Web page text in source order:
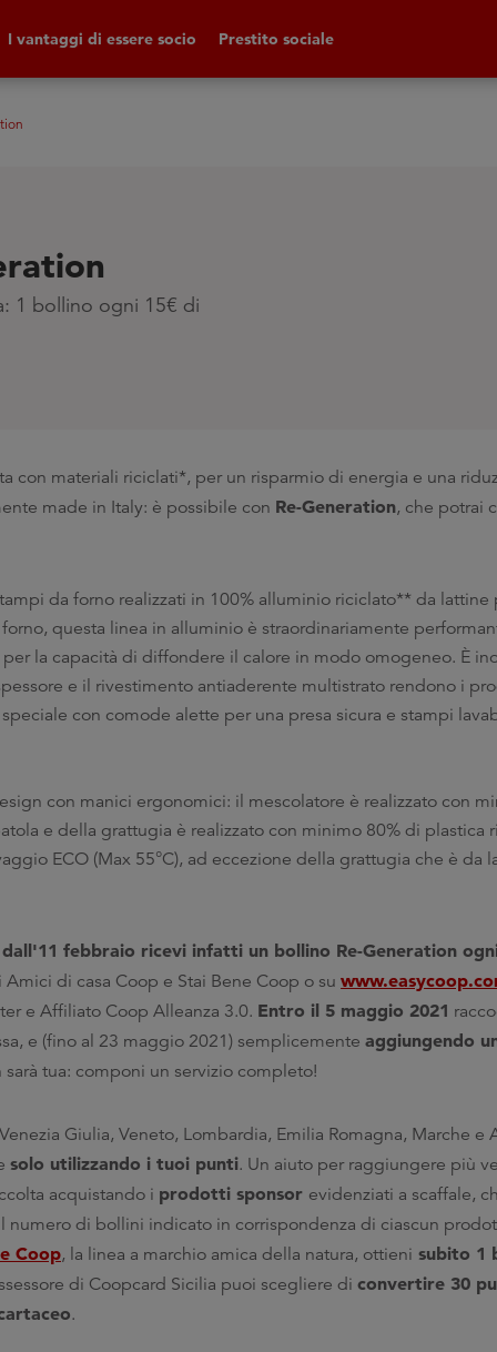
I vantaggi di essere socio Prestito sociale
1 bollino ogni 15€ di
con materiali riciclati*, per un risparmio di energia e una
made in Italy: è possibile con Re-Generation, che potrai
da forno realizzati in 100% alluminio riciclato** da lattine
questa linea in alluminio è straordinariamente
la capacità di diffondere il calore in modo omogeneo. È
e il rivestimento antiaderente multistrato rendono i
con comode alette per una presa sicura e stampi
con manici ergonomici: il mescolatore è realizzato con
e della grattugia è realizzato con minimo 80% di plastica
ECO (Max 55°C), ad eccezione della grattugia che è da
dall'11 febbraio ricevi infatti un bollino Re-Generation
di casa Coop e Stai Bene Coop o su
e Affiliato Coop Alleanza 3.0. Entro il 5 maggio 2021
e (fino al 23 maggio 2021) semplicemente aggiungendo
sarà tua: componi un servizio completo!
Giulia, Veneto, Lombardia, Emilia Romagna, Marche e
solo utilizzando i tuoi punti. Un aiuto per raggiungere più
acquistando i prodotti sponsor evidenziati a scaffale,
numero di bollini indicato in corrispondenza di ciascun
Coop, la linea a marchio amica della natura, ottieni subito 1
di Coopcard Sicilia puoi scegliere di convertire 30
.